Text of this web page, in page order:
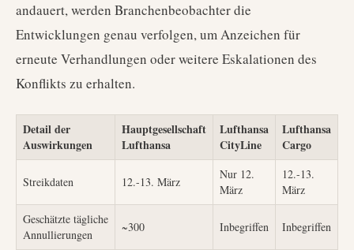
andauert, werden Branchenbeobachter die
Entwicklungen genau verfolgen, um Anzeichen für
erneute Verhandlungen oder weitere Eskalationen des
Konflikts zu erhalten.
Detail der
Auswirkungen
Hauptgesellschaft
Lufthansa
Lufthansa
CityLine
Lufthansa
Cargo
Streikdaten 12.-13. März
Nur 12.
März
12.-13.
März
Geschätzte tägliche
Annullierungen
~300 Inbegriffen Inbegriffen